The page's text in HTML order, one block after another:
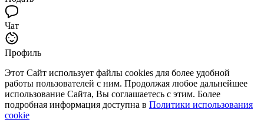
Чат
Профиль
Этот Сайт использует файлы cookies для более удобной
работы пользователей с ним. Продолжая любое дальнейшее
использование Сайта, Вы соглашаетесь с этим. Более
подробная информация доступна в Политики использования
cookie